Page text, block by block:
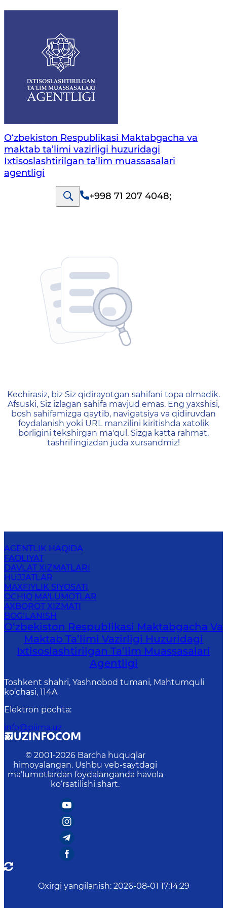
O‘zbekiston Respublikasi Maktabgacha va
maktab ta’limi vazirligi huzuridagi
Ixtisoslashtirilgan ta’lim muassasalari
agentligi
+998 71 207 4048;
404 — Страница не
Kechirasiz, biz Siz qidirayotgan sahifani topa olmadik.
Afsuski, Siz izlagan sahifa mavjud emas. Eng yaxshisi,
bosh sahifamizga qaytib, navigatsiya va qidiruvdan
foydalanish yoki URL manzilini kiritishda xatolik
borligini tekshirgan ma'qul. Sizga katta rahmat,
tashrifingizdan juda xursandmiz!
AGENTLIK HAQIDA
FAOLIYAT
DAVLAT XIZMATLARI
HUJJATLAR
MAXFIYLIK SIYOSATI
OCHIQ MA'LUMOTLAR
AXBOROT XIZMATI
BOG‘LANISH
O‘zbekiston Respublikasi Maktabgacha Va
Maktab Ta’limi Vazirligi Huzuridagi
Ixtisoslashtirilgan Ta’lim Muassasalari
Agentligi
Toshkent shahri, Yashnobod tumani, Mahtumquli
ko‘chasi, 114A
Elektron pochta:
info@piima.uz
© 2001-2026 Barcha huquqlar
himoyalangan. Ushbu veb-saytdagi
ma’lumotlardan foydalanganda havola
ko‘rsatilishi shart.
Oxirgi yangilanish: 2026-08-01 17:14:29